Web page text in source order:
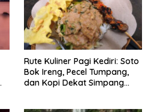
Rute Kuliner Pagi Kediri: Soto
Bok Ireng, Pecel Tumpang,
dan Kopi Dekat Simpang